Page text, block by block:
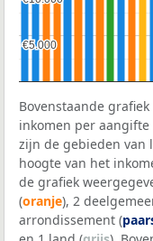
€5.000
€5.000
Bovenstaande
inkomen per
zijn de gebieden van
hoogte van het
de grafiek
(oranje), 2
arrondissement (